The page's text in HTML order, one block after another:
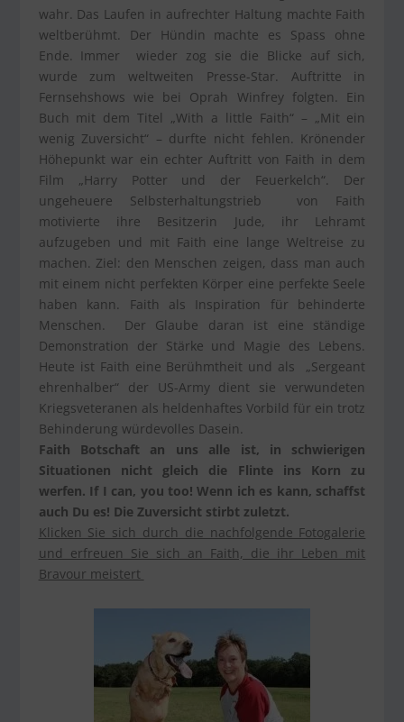
wahr. Das Laufen in aufrechter Haltung machte Faith
weltberühmt. Der Hündin machte es Spass ohne
Ende. Immer wieder zog sie die Blicke auf sich,
wurde zum weltweiten Presse-Star. Auftritte in
Fernsehshows wie bei Oprah Winfrey folgten. Ein
Buch mit dem Titel „With a little Faith“ – „Mit ein
wenig Zuversicht“ – durfte nicht fehlen. Krönender
Höhepunkt war ein echter Auftritt von Faith in dem
Film „Harry Potter und der Feuerkelch“. Der
ungeheuere Selbsterhaltungstrieb von Faith
motivierte ihre Besitzerin Jude, ihr Lehramt
aufzugeben und mit Faith eine lange Weltreise zu
machen. Ziel: den Menschen zeigen, dass man auch
mit einem nicht perfekten Körper eine perfekte Seele
haben kann. Faith als Inspiration für behinderte
Menschen. Der Glaube daran ist eine ständige
Demonstration der Stärke und Magie des Lebens.
Heute ist Faith eine Berühmtheit und als „Sergeant
ehrenhalber“ der US-Army dient sie verwundeten
Kriegsveteranen als heldenhaftes Vorbild für ein trotz
Behinderung würdevolles Dasein.
Faith Botschaft an uns alle ist, in schwierigen
Situationen nicht gleich die Flinte ins Korn zu
werfen. If I can, you too! Wenn ich es kann, schaffst
auch Du es! Die Zuversicht stirbt zuletzt.
Klicken Sie sich durch die nachfolgende Fotogalerie
und erfreuen Sie sich an Faith, die ihr Leben mit
Bravour meistert